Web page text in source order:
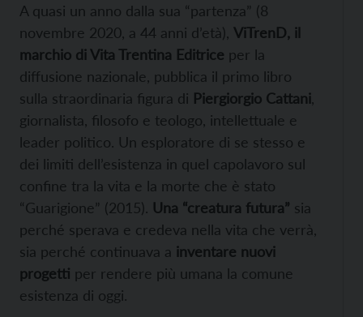
A quasi un anno dalla sua “partenza” (8
novembre 2020, a 44 anni d’età), ViTrenD, il
marchio di Vita Trentina Editrice per la
diffusione nazionale, pubblica il primo libro
sulla straordinaria figura di Piergiorgio Cattani
giornalista, filosofo e teologo, intellettuale e
leader politico. Un esploratore di se stesso e
dei limiti dell’esistenza in quel capolavoro sul
confine tra la vita e la morte che è stato
“Guarigione” (2015). Una “creatura futura” sia
perché sperava e credeva nella vita che verrà,
sia perché continuava a inventare nuovi
progetti per rendere più umana la comune
esistenza di oggi.